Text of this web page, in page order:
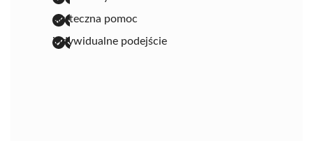
skuteczna pomoc
indywidualne podejście